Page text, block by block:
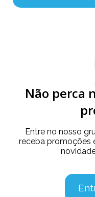
Não perca
Entre no nosso
receba promoções